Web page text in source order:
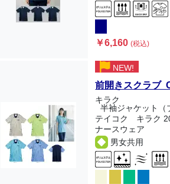
￥6,160(税込)
NEW!
前開きスクラブ
キラク
半袖ジャケット（
テイコク キラク
ナースウェア
男女共用